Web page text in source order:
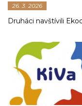
26. 3. 2026
Druháci navštívili